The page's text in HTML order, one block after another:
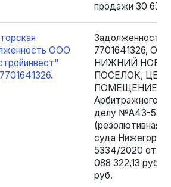
продажи 30 675
ООО
Задолженность
7701641326,
НИЖНИЙ
ПОСЕЛОК,
ПОМЕЩЕНИЕ 12)
Арбитражного
делу №А43-
(резолютивная
суда
5334/2020 от
088 322,13 руб.
руб.